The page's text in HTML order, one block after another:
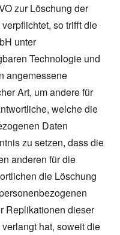
zur Löschung der
so trifft die
unter
Technologie und
angemessene
Art, um andere für
welche die
Daten
zu setzen, dass die
anderen für die
die Löschung
Replikationen dieser
hat, soweit die